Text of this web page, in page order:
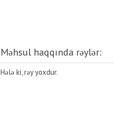
Məhsul haqqında rəylər:
Hələ ki, rəy yoxdur.